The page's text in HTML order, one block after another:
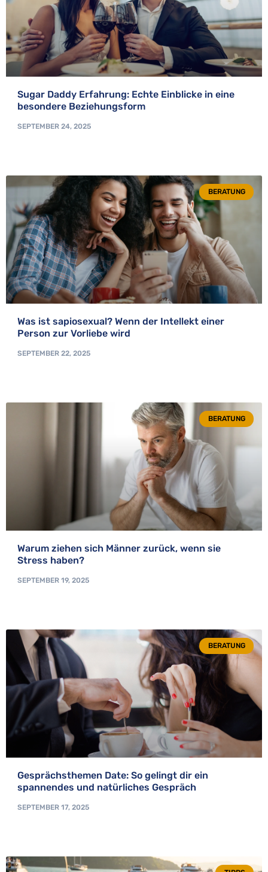
Sugar Daddy Erfahrung: Echte Einblicke in eine
besondere Beziehungsform
SEPTEMBER 24, 2025
BERATUNG
Was ist sapiosexual? Wenn der Intellekt einer
Person zur Vorliebe wird
SEPTEMBER 22, 2025
BERATUNG
Warum ziehen sich Männer zurück, wenn sie
Stress haben?
SEPTEMBER 19, 2025
BERATUNG
Gesprächsthemen Date: So gelingt dir ein
spannendes und natürliches Gespräch
SEPTEMBER 17, 2025